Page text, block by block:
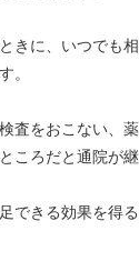
きに、いつでも
。
査をおこない、
ころだと通院が継
できる効果を得